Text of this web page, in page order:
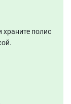
полис